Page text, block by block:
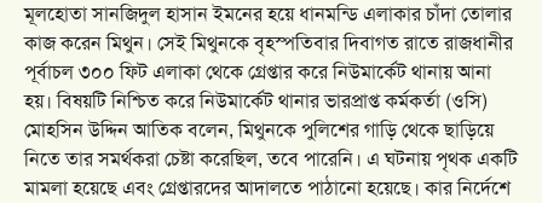
মূলহোতা সানজিদুল হাসান ইমনের হয়ে ধানমন্ডি এলাকার চাঁদা তোলার
কাজ করেন মিথুন। সেই মিথুনকে বৃহস্পতিবার দিবাগত রাতে রাজধানীর
পূর্বাচল ৩০০ ফিট এলাকা থেকে গ্রেপ্তার করে নিউমার্কেট থানায় আনা
হয়। বিষয়টি নিশ্চিত করে নিউমার্কেট থানার ভারপ্রাপ্ত কর্মকর্তা (ওসি)
মোহসিন উদ্দিন আতিক বলেন, মিথুনকে পুলিশের গাড়ি থেকে ছাড়িয়ে
নিতে তার সমর্থকরা চেষ্টা করেছিল, তবে পারেনি। এ ঘটনায় পৃথক একটি
মামলা হয়েছে এবং গ্রেপ্তারদের আদালতে পাঠানো হয়েছে। কার নির্দেশে